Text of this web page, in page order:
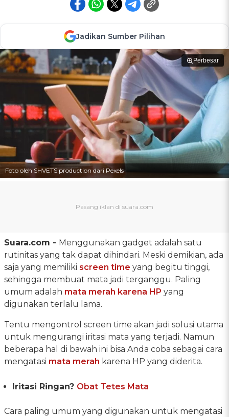
Jadikan Sumber Pilihan
Perbesar
Foto oleh SHVETS production dari Pexels
Suara.com - Menggunakan gadget adalah satu
rutinitas yang tak dapat dihindari. Meski demikian, ada
saja yang memiliki screen time yang begitu tinggi,
sehingga membuat mata jadi terganggu. Paling
umum adalah mata merah karena HP yang
digunakan terlalu lama.
Tentu mengontrol screen time akan jadi solusi utama
untuk mengurangi iritasi mata yang terjadi. Namun
beberapa hal di bawah ini bisa Anda coba sebagai cara
mengatasi mata merah karena HP yang diderita.
Iritasi Ringan? Obat Tetes Mata
Cara paling umum yang digunakan untuk mengatasi